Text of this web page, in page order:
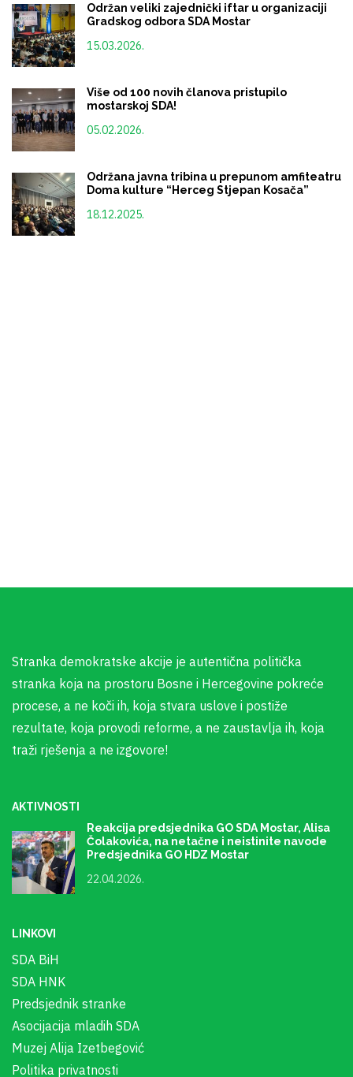
Održan veliki zajednički iftar u organizaciji
Gradskog odbora SDA Mostar
15.03.2026.
Više od 100 novih članova pristupilo
mostarskoj SDA!
05.02.2026.
Održana javna tribina u prepunom amfiteatru
Doma kulture “Herceg Stjepan Kosača”
18.12.2025.
Stranka demokratske akcije je autentična politička
stranka koja na prostoru Bosne i Hercegovine pokreće
procese, a ne koči ih, koja stvara uslove i postiže
rezultate, koja provodi reforme, a ne zaustavlja ih, koja
traži rješenja a ne izgovore!
AKTIVNOSTI
Reakcija predsjednika GO SDA Mostar, Alisa
Čolakovića, na netačne i neistinite navode
Predsjednika GO HDZ Mostar
22.04.2026.
LINKOVI
SDA BiH
SDA HNK
Predsjednik stranke
Asocijacija mladih SDA
Muzej Alija Izetbegović
Politika privatnosti